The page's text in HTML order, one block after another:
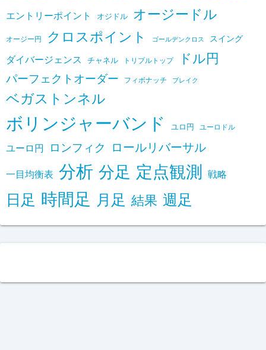
エントリーポイント オジドル オージードル
オージー円 クロスポイント ゴールデンクロス スイング
ダイバージェンス チャネル トリプルトップ ドル円
パーフェクトオーダー フィボナッチ ブレイク
ベガストンネル
ボリンジャーバンド ユロ円 ユーロドル
ユーロ円 ロンフィク ロールリバーサル
一目均衡表 分析 分足 定点観測 戦略
日足 時間足 月足 結果 週足